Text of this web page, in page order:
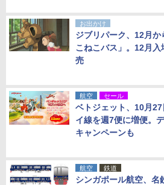
お出かけ
ジブリパーク、12月
こねこバス」。12月
売
航空 セール
ベトジェット、10月
イ線を週7便に増便。
キャンペーンも
航空 鉄道
シンガポール航空、名